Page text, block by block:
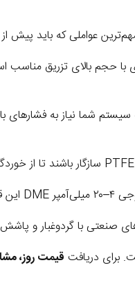
عواملی که باید پیش از
برای دریافت قیمت روز،